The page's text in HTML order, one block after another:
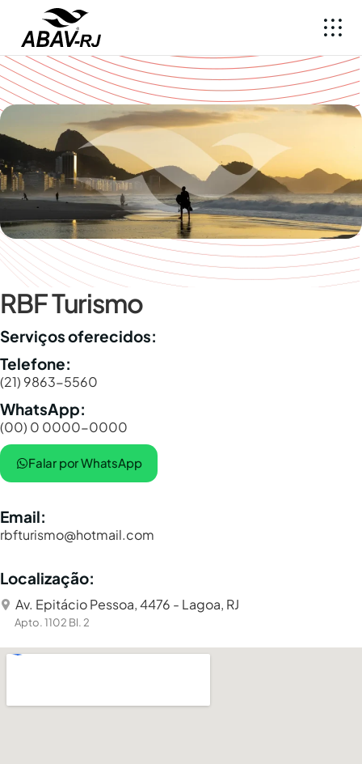
RBF Turismo
Serviços oferecidos:
Telefone:
(21) 9863-5560
WhatsApp:
(00) 0 0000-0000
Falar por WhatsApp
Email:
rbfturismo@hotmail.com
Localização:
Av. Epitácio Pessoa, 4476 - Lagoa, RJ
Apto. 1102 Bl. 2